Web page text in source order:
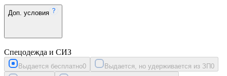
Доп. условия
Спецодежда и СИЗ
Выдается бесплатно0 Выдается, но удерживается из ЗП0